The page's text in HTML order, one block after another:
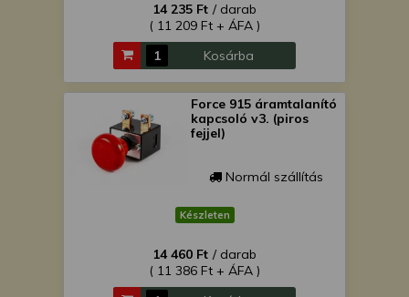
14 235 Ft / darab
( 11 209 Ft + ÁFA )
Kosárba
Force 915 áramtalanító
kapcsoló v3. (piros
fejjel)
Normál szállítás
Készleten
14 460 Ft / darab
( 11 386 Ft + ÁFA )